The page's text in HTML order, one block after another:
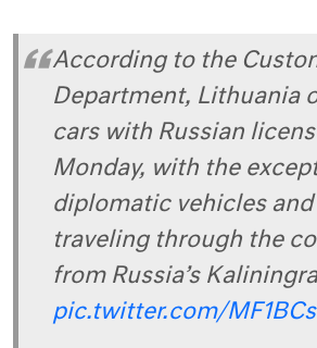
According to the
Department, Lithuania
cars with Russian
Monday, with the
diplomatic vehicles
traveling through the
from Russia’s
pic.twitter.com/